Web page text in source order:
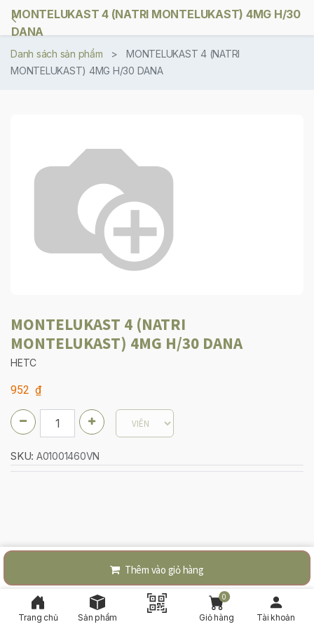
MONTELUKAST 4 (NATRI MONTELUKAST) 4MG H/30
DANA
Danh sách sản phẩm
MONTELUKAST 4 (NATRI
MONTELUKAST) 4MG H/30 DANA
Thêm vào giỏ hàng
MONTELUKAST 4 (NATRI
MONTELUKAST) 4MG H/30 DANA
HETC
952 ₫
SKU: A01001460VN
Trang chủ Sản phẩm
0
Giỏ hàng Tài khoản